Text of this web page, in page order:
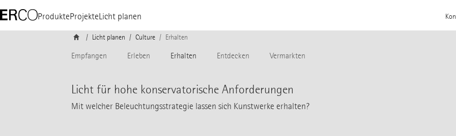
ProdukteProjekteLicht planen
Licht planen Culture Erhalten
Empfangen Erleben Erhalten Entdecken Vermarkten
Licht für hohe konservatorische Anforderungen
Mit welcher Beleuchtungsstrategie lassen sich Kunstwerke erhalten?